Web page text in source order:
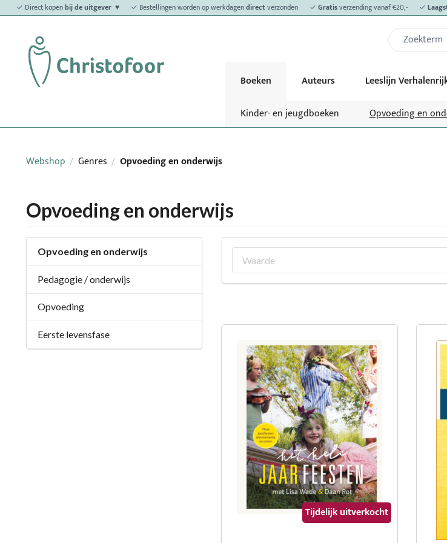
✓ Direct kopenbij de uitgever ♥ ✓ Bestellingen worden op werkdagendirectverzonden ✓ Gratisverzending vanaf €20,- ✓
Boeken Auteurs
Leeslijn
Kinder- en jeugdboeken
Opvoeding en
Webshop / Genres / Opvoeding en onderwijs
Opvoeding en onderwijs
Opvoeding en onderwijs
Pedagogie / onderwijs
Opvoeding
Eerste levensfase
Tijdelijk uitverkocht